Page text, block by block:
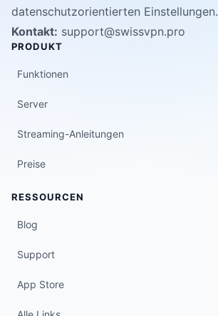
datenschutzorientierten Einstellungen.
Kontakt: support@swissvpn.pro
PRODUKT
Funktionen
Server
Streaming-Anleitungen
Preise
RESSOURCEN
Blog
Support
App Store